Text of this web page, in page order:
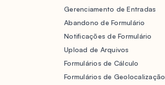
Gerenciamento de Entradas
Abandono de Formulário
Notificações de Formulário
Upload de Arquivos
Formulários de Cálculo
Formulários de Geolocalização